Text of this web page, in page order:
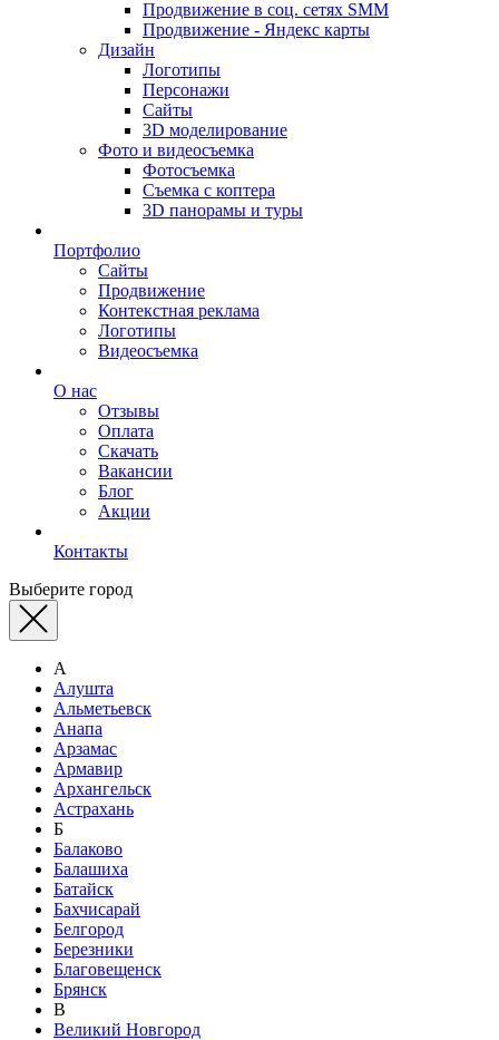
Продвижение в соц. сетях SMM
Продвижение - Яндекс карты
Дизайн
Логотипы
Персонажи
Сайты
3D моделирование
Фото и видеосъемка
Фотосъемка
Съемка с коптера
3D панорамы и туры
Портфолио
Сайты
Продвижение
Контекстная реклама
Логотипы
Видеосъемка
О нас
Отзывы
Оплата
Скачать
Вакансии
Блог
Акции
Контакты
Выберите город
А
Алушта
Альметьевск
Анапа
Арзамас
Армавир
Архангельск
Астрахань
Б
Балаково
Балашиха
Батайск
Бахчисарай
Белгород
Березники
Благовещенск
Брянск
В
Великий Новгород